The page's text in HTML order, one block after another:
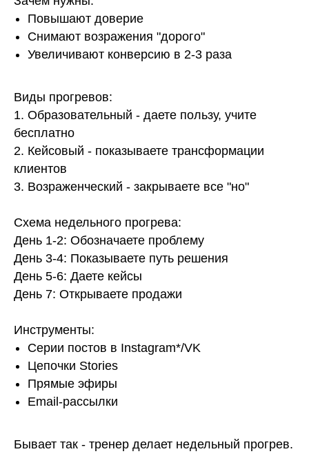
Повышают доверие
Снимают возражения "дорого"
Увеличивают конверсию в 2-3 раза
Виды прогревов:
1. Образовательный - даете пользу, учите
бесплатно
2. Кейсовый - показываете трансформации
клиентов
3. Возраженческий - закрываете все "но"
Схема недельного прогрева:
День 1-2: Обозначаете проблему
День 3-4: Показываете путь решения
День 5-6: Даете кейсы
День 7: Открываете продажи
Инструменты:
Серии постов в Instagram*/VK
Цепочки Stories
Прямые эфиры
Email-рассылки
Бывает так - тренер делает недельный прогрев.